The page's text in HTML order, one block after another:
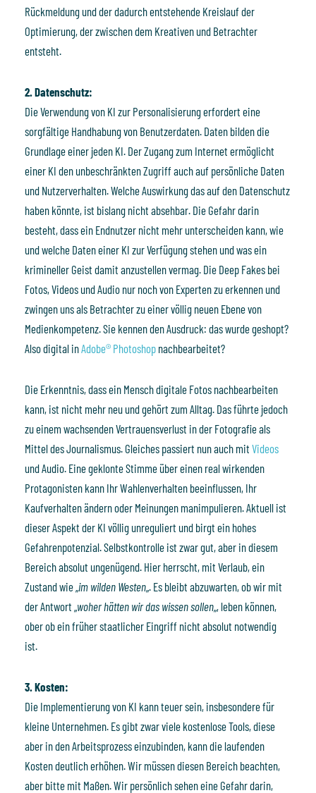
Rückmeldung und der dadurch entstehende Kreislauf der
Optimierung, der zwischen dem Kreativen und Betrachter
entsteht.
2. Datenschutz:
Die Verwendung von KI zur Personalisierung erfordert eine
sorgfältige Handhabung von Benutzerdaten. Daten bilden die
Grundlage einer jeden KI. Der Zugang zum Internet ermöglicht
einer KI den unbeschränkten Zugriff auch auf persönliche Daten
und Nutzerverhalten. Welche Auswirkung das auf den Datenschutz
haben könnte, ist bislang nicht absehbar. Die Gefahr darin
besteht, dass ein Endnutzer nicht mehr unterscheiden kann, wie
und welche Daten einer KI zur Verfügung stehen und was ein
krimineller Geist damit anzustellen vermag. Die Deep Fakes bei
Fotos, Videos und Audio nur noch von Experten zu erkennen und
zwingen uns als Betrachter zu einer völlig neuen Ebene von
Medienkompetenz. Sie kennen den Ausdruck: das wurde geshopt?
Also digital inAdobe® Photoshop nachbearbeitet?
Die Erkenntnis, dass ein Mensch digitale Fotos nachbearbeiten
kann, ist nicht mehr neu und gehört zum Alltag. Das führte jedoch
zu einem wachsenden Vertrauensverlust in der Fotografie als
Mittel des Journalismus. Gleiches passiert nun auch mit Videos
und Audio. Eine geklonte Stimme über einen real wirkenden
Protagonisten kann Ihr Wahlenverhalten beeinflussen, Ihr
Kaufverhalten ändern oder Meinungen manimpulieren. Aktuell ist
dieser Aspekt der KI völlig unreguliert und birgt ein hohes
Gefahrenpotenzial. Selbstkontrolle ist zwar gut, aber in diesem
Bereich absolut ungenügend. Hier herrscht, mit Verlaub, ein
Zustand wie „ im wilden Westen „. Es bleibt abzuwarten, ob wir mit
der Antwort „ woher hätten wir das wissen sollen „, leben können,
ober ob ein früher staatlicher Eingriff nicht absolut notwendig
ist.
3. Kosten:
Die Implementierung von KI kann teuer sein, insbesondere für
kleine Unternehmen. Es gibt zwar viele kostenlose Tools, diese
aber in den Arbeitsprozess einzubinden, kann die laufenden
Kosten deutlich erhöhen. Wir müssen diesen Bereich beachten,
aber bitte mit Maßen. Wir persönlich sehen eine Gefahr darin,